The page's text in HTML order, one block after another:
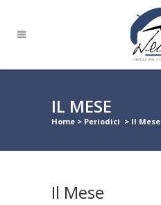
IL MESE
Home > Periodici > Il Mese
Il Mese